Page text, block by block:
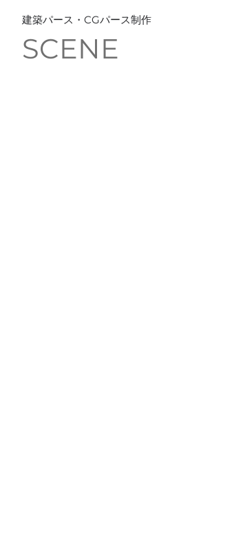
​建築パース・CGパース制作
SCENE